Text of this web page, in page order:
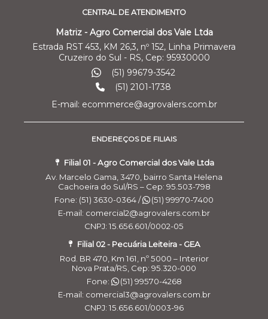
CENTRAL DE ATENDIMENTO
Matriz - Agro Comercial dos Vale Ltda
Estrada RST 453, KM 26,3, nº 152, Linha Primavera
Cruzeiro do Sul - RS, Cep: 95930000
(51) 99679-3542
(51) 2101-1738
E-mail: ecommerce@agrovalers.com.br
ENDEREÇOS DE FILIAIS
Filial 01 - Agro Comercial dos Vale Ltda
Av. Marcelo Gama, 3470, bairro Santa Helena
Cachoeira do Sul/RS – Cep: 95.503-798
Fone: (51) 3630-0364 /
(51) 99970-7400
E-mail: comercial2@agrovalers.com.br
CNPJ: 15.656.601/0002-05
Filial 02 - Pecuária Leiteira - GEA
Rod. BR 470, Km 161, nº 5000 – Interior
Nova Prata/RS, Cep: 95.320-000
Fone:
(51) 99570-4268
E-mail: comercial3@agrovalers.com.br
CNPJ: 15.656.601/0003-96